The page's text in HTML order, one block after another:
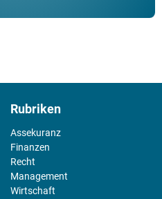
Rubriken
Assekuranz
Finanzen
Recht
Management
Wirtschaft